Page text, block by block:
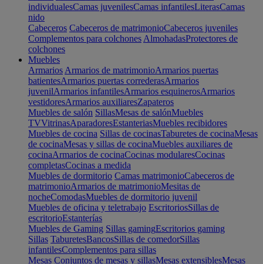
individualesCamas juvenilesCamas infantilesLiterasCamas
nido
Cabeceros Cabeceros de matrimonioCabeceros juveniles
Complementos para colchones AlmohadasProtectores de
colchones
Muebles
Armarios Armarios de matrimonioArmarios puertas
batientesArmarios puertas correderasArmarios
juvenilArmarios infantilesArmarios esquinerosArmarios
vestidoresArmarios auxiliaresZapateros
Muebles de salón SillasMesas de salónMuebles
TVVitrinasAparadoresEstanteriasMuebles recibidores
Muebles de cocina Sillas de cocinasTaburetes de cocinaMesas
de cocinaMesas y sillas de cocinaMuebles auxiliares de
cocinaArmarios de cocinaCocinas modularesCocinas
completasCocinas a medida
Muebles de dormitorio Camas matrimonioCabeceros de
matrimonioArmarios de matrimonioMesitas de
nocheComodasMuebles de dormitorio juvenil
Muebles de oficina y teletrabajo EscritoriosSillas de
escritorioEstanterías
Muebles de Gaming Sillas gamingEscritorios gaming
Sillas TaburetesBancosSillas de comedorSillas
infantilesComplementos para sillas
Mesas Conjuntos de mesas y sillasMesas extensiblesMesas